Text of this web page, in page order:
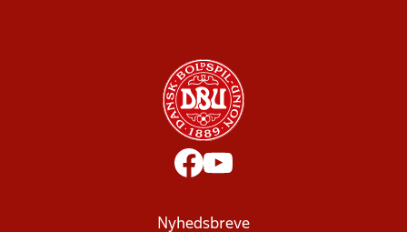
Nyhedsbreve